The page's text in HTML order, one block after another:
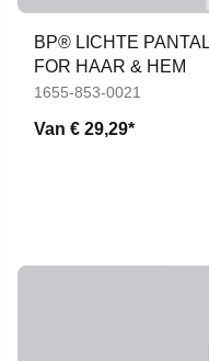
BP® LICHTE
FOR HAAR & HEM
1655-853-0021
Van € 29,29*